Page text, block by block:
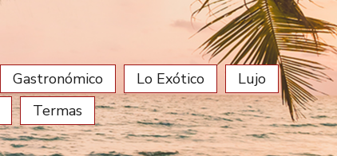
Gastronómico Lo Exótico
Lujo
Termas